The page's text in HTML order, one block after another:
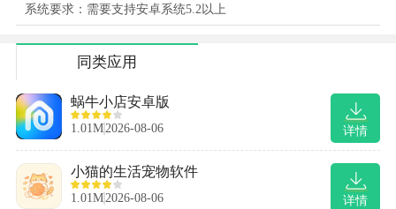
系统要求：需要支持安卓系统5.2以上
同类应用
详情
蜗牛小店安卓版
1.01M2026-08-06
详情
小猫的生活宠物软件
1.01M2026-08-06